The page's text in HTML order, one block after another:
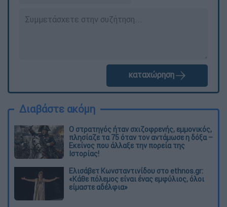
καταχώρηση
Διαβάστε ακόμη
O στρατηγός ήταν σχιζοφρενής, εμμονικός,
πλησίαζε τα 75 όταν τον αντάμωσε η δόξα –
Εκείνος που άλλαξε την πορεία της
Ιστορίας!
Ελισάβετ Κωνσταντινίδου στο ethnos.gr:
«Κάθε πόλεμος είναι ένας εμφύλιος, όλοι
είμαστε αδέλφια»